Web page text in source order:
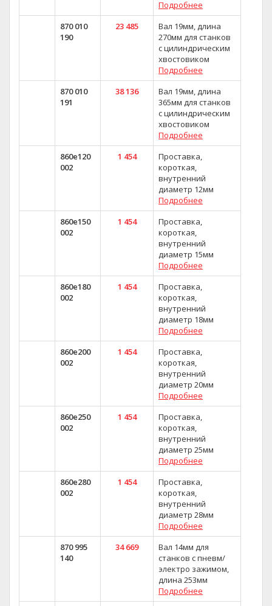
Подробнее
870 010
190
23 485
Вал 19мм, длина
270мм для станков
с цилиндрическим
хвостовиком
Подробнее
870 010
191
38 136
Вал 19мм, длина
365мм для станков
с цилиндрическим
хвостовиком
Подробнее
860e120
002
1 454
Проставка,
короткая,
внутренний
диаметр 12мм
Подробнее
860e150
002
1 454
Проставка,
короткая,
внутренний
диаметр 15мм
Подробнее
860e180
002
1 454
Проставка,
короткая,
внутренний
диаметр 18мм
Подробнее
860e200
002
1 454
Проставка,
короткая,
внутренний
диаметр 20мм
Подробнее
860e250
002
1 454
Проставка,
короткая,
внутренний
диаметр 25мм
Подробнее
860e280
002
1 454
Проставка,
короткая,
внутренний
диаметр 28мм
Подробнее
870 995
140
34 669
Вал 14мм для
станков с пневм/
электро зажимом,
длина 253мм
Подробнее